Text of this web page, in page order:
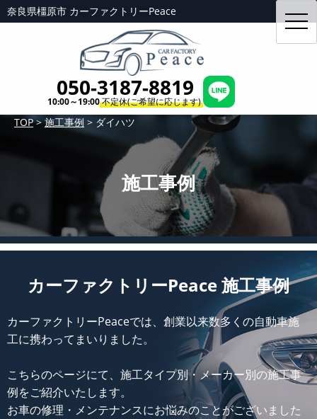
奈良県橿原市 カーファクトリーPeace
050-3187-8819
10:00～19:00不定休(ご希望に応じます)
TOP>施工事例 > ダイハツ
施工事例
カーファクトリーPeace 施工事例
カーファクトリーPeaceでは、創業以来数多くの自動車施
工に携わってまいりました。
こちらのページにて、施工タイプ別・メーカー別の施工事
例をご紹介いたします。
お車の修理・メンテナンスにお悩みのことがございました